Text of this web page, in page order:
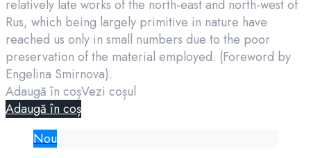
relatively late works of the north-east and north-west of
Rus, which being largely primitive in nature have
reached us only in small numbers due to the poor
preservation of the material employed. (Foreword by
Engelina Smirnova).
Adaugă în coșVezi coșul
Adaugă în coș
Nou